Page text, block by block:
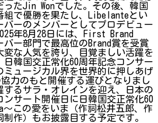
たJin Wonでした。その後、韓国
組で優勝を果たし、Libelanteとい
バーのメンバーとしてプロデビュー
年8月28日には、First Brand
バー部門で最高位のBrand賞を受賞
変な人気を誇り、目覚ましい活躍を
韓国交正常化60周年記念コンサー
ミュージカル界を世界的に押しあげ
の協力のもと開催する運びとなりまし
するサラ・オレインを迎え、日本の
ンサート開催日に日韓国交正常化60
この愛をいま（作詞松井五郎、作
作）もお披露目する予定です。